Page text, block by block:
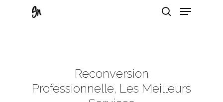
Reconversion
Professionnelle, Les Meilleurs